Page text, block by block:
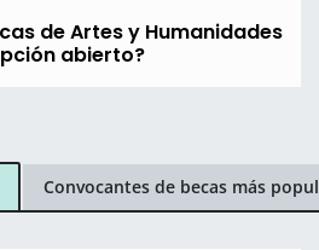
de Artes y Humanidades
abierto?
Convocantes de becas más